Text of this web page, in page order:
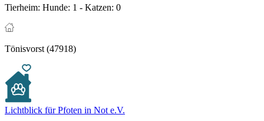
Tierheim: Hunde: 1 - Katzen: 0
Tönisvorst (47918)
Lichtblick für Pfoten in Not e.V.